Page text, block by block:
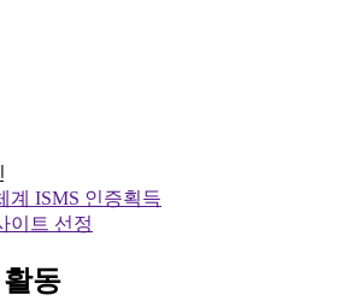
계 ISMS 인증획득
이트 선정
동